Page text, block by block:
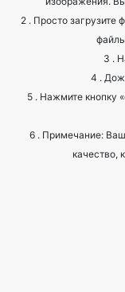
4 .
5 . Нажмите кнопку
6 . Примечание: